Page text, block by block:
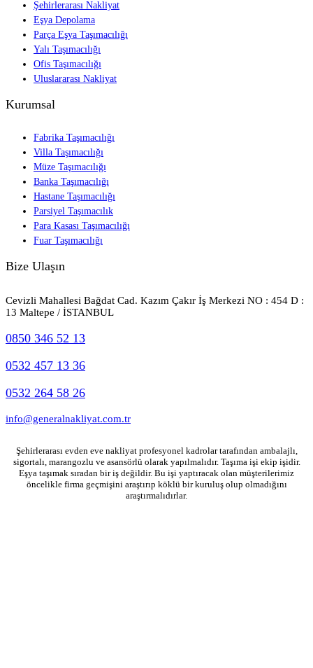
Şehirlerarası Nakliyat
Eşya Depolama
Parça Eşya Taşımacılığı
Yalı Taşımacılığı
Ofis Taşımacılığı
Uluslararası Nakliyat
Kurumsal
Fabrika Taşımacılığı
Villa Taşımacılığı
Müze Taşımacılığı
Banka Taşımacılığı
Hastane Taşımacılığı
Parsiyel Taşımacılık
Para Kasası Taşımacılığı
Fuar Taşımacılığı
Bize Ulaşın
Cevizli Mahallesi Bağdat Cad. Kazım Çakır İş Merkezi NO : 454 D :
13 Maltepe / İSTANBUL
0850 346 52 13
0532 457 13 36
0532 264 58 26
info@generalnakliyat.com.tr
Şehirlerarası evden eve nakliyat profesyonel kadrolar tarafından ambalajlı,
sigortalı, marangozlu ve asansörlü olarak yapılmalıdır. Taşıma işi ekip işidir.
Eşya taşımak sıradan bir iş değildir. Bu işi yaptıracak olan müşterilerimiz
öncelikle firma geçmişini araştırıp köklü bir kuruluş olup olmadığını
araştırmalıdırlar.